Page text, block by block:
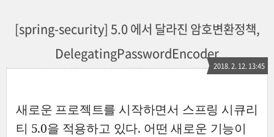
[spring-security] 5.0 에서 달라진 암호변환정책,
DelegatingPasswordEncoder
2018. 2. 12. 13:45
새로운 프로젝트를 시작하면서 스프링 시큐리
티 5.0을 적용하고 있다. 어떤 새로운 기능이